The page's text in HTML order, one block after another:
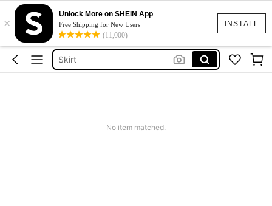
INSTALL
×
Unlock More on SHEIN App
Free Shipping for New Users
(11,000)
White Dress
Dress
Skirt
No item matched.